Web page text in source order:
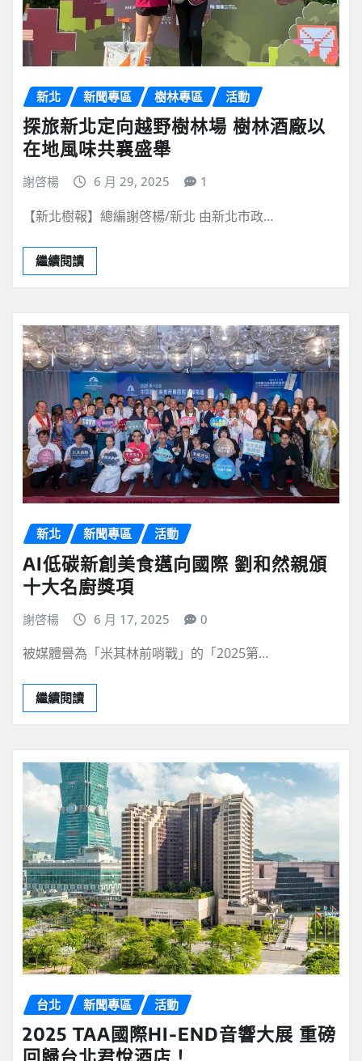
新北 新聞專區 樹林專區 活動
探旅新北定向越野樹林場 樹林酒廠以
在地風味共襄盛舉
謝啓楊 6 月 29, 2025 1
【新北樹報】總編謝啓楊/新北 由新北市政…
繼續閱讀
新北 新聞專區 活動
AI低碳新創美食邁向國際 劉和然親頒
十大名廚獎項
謝啓楊 6 月 17, 2025 0
被媒體譽為「米其林前哨戰」的「2025第…
繼續閱讀
台北 新聞專區 活動
2025 TAA國際HI-END音響大展 重磅
回歸台北君悅酒店！